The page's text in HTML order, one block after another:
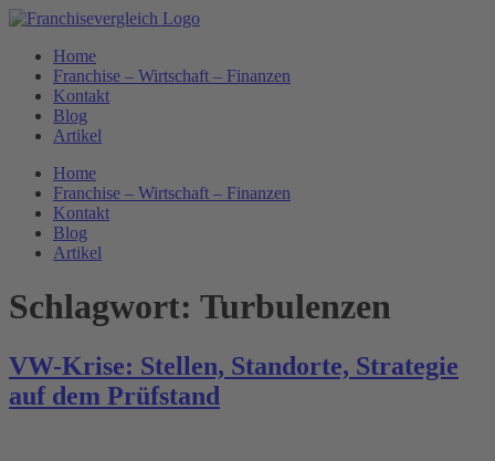
Zum
springenHome
Franchise – Wirtschaft – Finanzen
Kontakt
Blog
Artikel
Home
Franchise – Wirtschaft – Finanzen
Kontakt
Blog
Artikel
Schlagwort: Turbulenzen
VW-Krise: Stellen, Standorte, Strategie
auf dem Prüfstand